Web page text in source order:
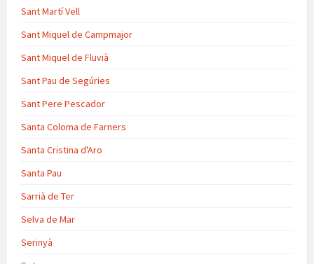
Sant Martí Vell
Sant Miquel de Campmajor
Sant Miquel de Fluvià
Sant Pau de Segúries
Sant Pere Pescador
Santa Coloma de Farners
Santa Cristina d'Aro
Santa Pau
Sarrià de Ter
Selva de Mar
Serinyà